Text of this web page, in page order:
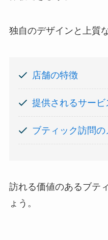
独自のデザインと上質
店舗の特徴
提供されるサービ
ブティック訪問の
訪れる価値のあるブテ
ょう。